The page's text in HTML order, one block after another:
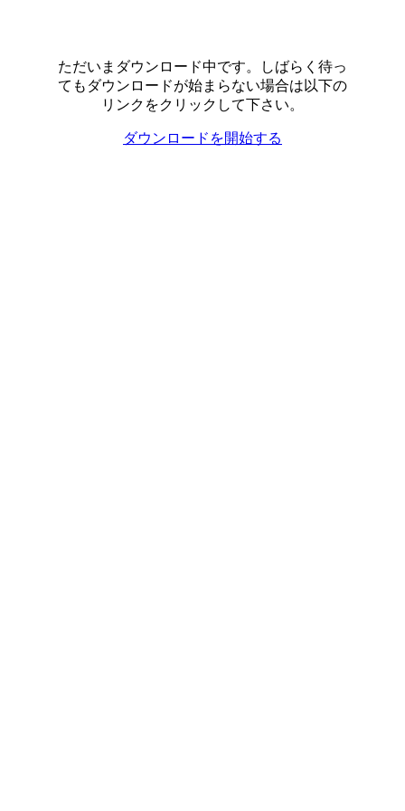
ただいまダウンロード中です。しばらく待っ
てもダウンロードが始まらない場合は以下の
リンクをクリックして下さい。
ダウンロードを開始する